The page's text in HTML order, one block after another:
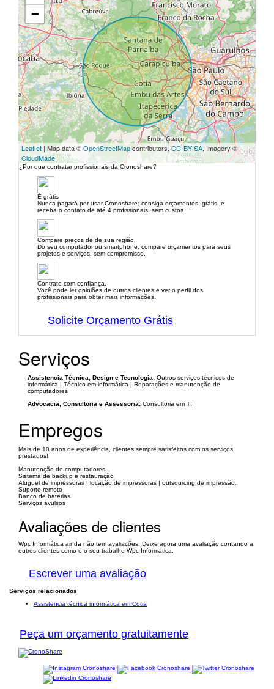
−
Leaflet | Map data ©OpenStreetMapcontributors,CC-BY-SA, Imagery ©
CloudMade
¿Por que contratar profissionais da Cronoshare?
É grátis
Nunca pagará por usar Cronoshare: consiga orçamentos, grátis, e
receba o contato de até 4 profissionais, sem custos.
Compare preços de de sua região.
Do seu computador ou smartphone, compare orçamentos para seus
projetos e serviços, sem compromisso.
Contrate com confiança.
Você pode ler opiniões de outros clientes e ver o perfil dos
profissionais para obter mais informacões.
Solicite Orçamento Grátis
Serviços
Assistencia Técnica, Design e Tecnologia: Outros serviços técnicos de
informática | Técnico em informática | Reparações e manutenção de
computadores
Advocacia, Consultoria e Assessoria: Consultoria em TI
Empregos
Mais de 10 anos de experiência, clientes sempre satisfeitos com os serviços
prestados!
Manutenção de computadores
Sistema de backup e restauração
Aluguel de impressoras | locação de impressoras | outsourcing de impressão.
Suporte remoto
Banco de baterias
Serviços avulsos
Avaliações de clientes
Wpc Informática ainda não tem avaliações. Deixe agora uma avaliação contando a
outros clientes como é o seu trabalho Wpc Informática.
Escrever uma avaliação
Serviços relacionados
Assistencia técnica informática em Cotia
Peça um orçamento gratuitamente